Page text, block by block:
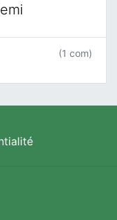
(1 com)